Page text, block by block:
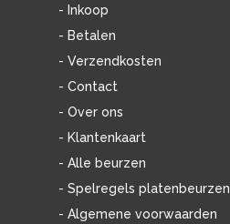
- Inkoop
- Betalen
- Verzendkosten
- Contact
- Over ons
- Klantenkaart
- Alle beurzen
- Spelregels platenbeurzen
- Algemene voorwaarden